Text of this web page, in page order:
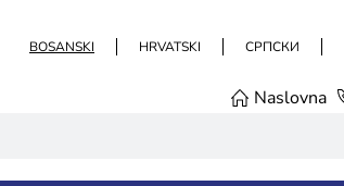
BOSANSKI HRVATSKI СРПСКИ
Naslovna